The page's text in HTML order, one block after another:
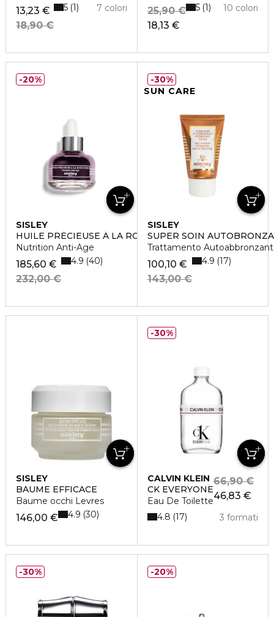
13,23 €
18,90 €
7 colori
5 1
18,13 €
25,90 € 10 colori
5 1
SISLEY
HUILE PRÉCIEUSE À LA ROSE NOIRE
Nutrition Anti-Age
185,60 €
232,00 €
4.9 40
20%
SUN CARE
SISLEY
SUPER SOIN
Trattamento
100,10 €
143,00 €
4.9 17
30%
SISLEY
BAUME EFFICACE
Baume occhi Levres
146,00 € 4.9 30
CALVIN KLEIN
CK EVERYONE
Eau De Toilette46,83 €
66,90 €
3 formati
4.8 17
30%
30% 20%